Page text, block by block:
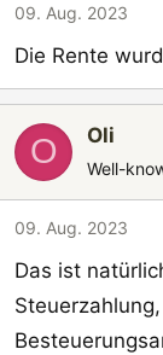
09. Aug. 2023
Die Rente
O Oli
Well-
09. Aug. 2023
Das ist